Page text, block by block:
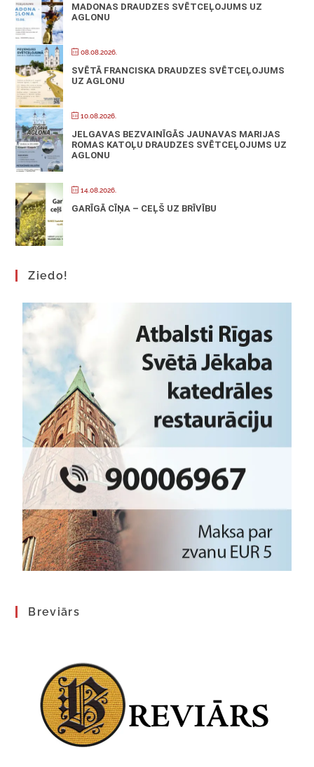
MADONAS DRAUDZES SVĒTCEĻOJUMS UZ
AGLONU
08.08.2026.
SVĒTĀ FRANCISKA DRAUDZES SVĒTCEĻOJUMS
UZ AGLONU
10.08.2026.
JELGAVAS BEZVAINĪGĀS JAUNAVAS MARIJAS
ROMAS KATOĻU DRAUDZES SVĒTCEĻOJUMS UZ
AGLONU
14.08.2026.
GARĪGĀ CĪŅA – CEĻŠ UZ BRĪVĪBU
Ziedo!
Breviārs